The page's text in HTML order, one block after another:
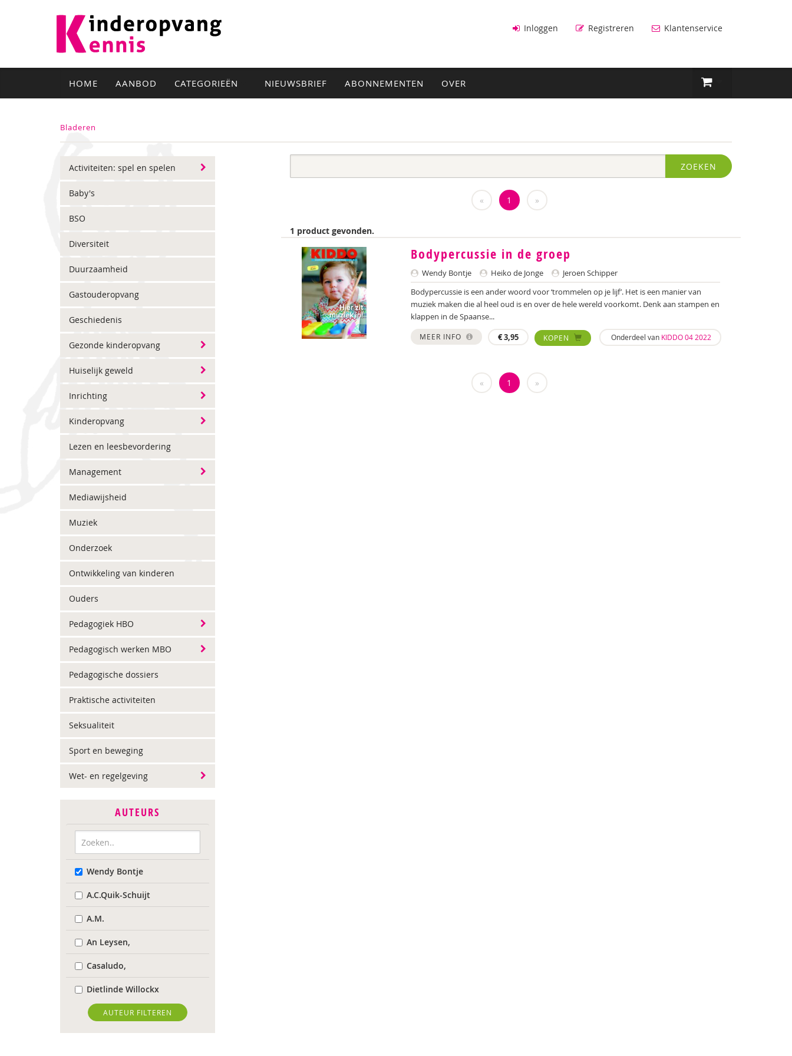
Inloggen Registreren Klantenservice
HOME AANBOD CATEGORIEËN NIEUWSBRIEF ABONNEMENTEN OVER
Bladeren
Activiteiten: spel en spelen
Baby's
BSO
Diversiteit
Duurzaamheid
Gastouderopvang
Geschiedenis
Gezonde kinderopvang
Huiselijk geweld
Inrichting
Kinderopvang
Lezen en leesbevordering
Management
Mediawijsheid
Muziek
Onderzoek
Ontwikkeling van kinderen
Ouders
Pedagogiek HBO
Pedagogisch werken MBO
Pedagogische dossiers
Praktische activiteiten
Seksualiteit
Sport en beweging
Wet- en regelgeving
AUTEURS
Wendy Bontje
A.C.Quik-Schuijt
A.M.
An Leysen,
Casaludo,
Dietlinde Willockx
Landelijk Kenniscentrum
LVB
AUTEUR FILTEREN
ZOEKEN
« 1 »
1 product gevonden.
Bodypercussie in de groep
Wendy Bontje Heiko de Jonge
Jeroen Schipper
Bodypercussie is een ander woord voor ‘trommelen op je lijf’. Het is een manier van
muziek maken die al heel oud is en over de hele wereld voorkomt. Denk aan stampen en
klappen in de Spaanse...
MEER INFO €3,95 KOPEN Onderdeel van KIDDO 04 2022
« 1 »